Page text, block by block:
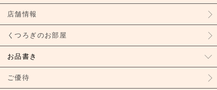
店舗情報
くつろぎのお部屋
お品書き
ご優待